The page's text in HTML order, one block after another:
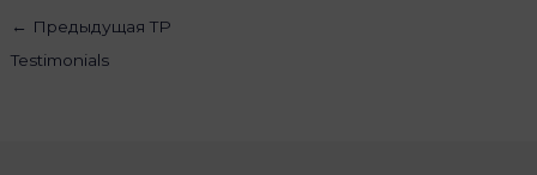
← Предыдущая TP
Testimonials